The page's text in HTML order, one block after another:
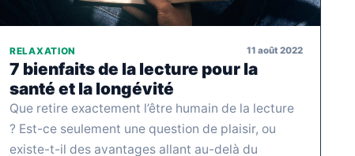
RELAXATION 11 août 2022
7 bienfaits de la lecture pour la
santé et la longévité
Que retire exactement l’être humain de la lecture
? Est-ce seulement une question de plaisir, ou
existe-t-il des avantages allant au-delà du